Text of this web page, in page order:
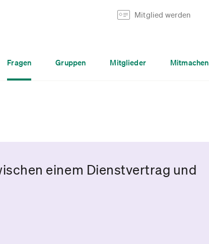
Mitglied werden
Fragen Gruppen Mitglieder Mitmachen
einem Dienstvertrag und